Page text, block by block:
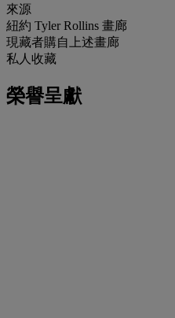
來源
紐約 Tyler Rollins 畫廊
現藏者購自上述畫廊
私人收藏
榮譽呈獻